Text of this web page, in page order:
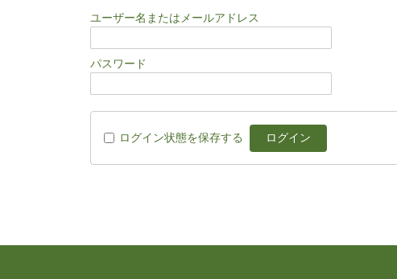
ユーザー名またはメールアドレス
パスワード
ログイン状態を保存する